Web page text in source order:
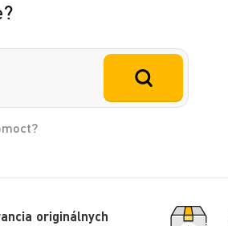
originálnych